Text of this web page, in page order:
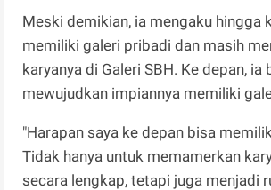
Meski demikian, ia mengaku hingga
memiliki galeri pribadi dan masih
karyanya di Galeri SBH. Ke depan, ia
mewujudkan impiannya memiliki
"Harapan saya ke depan bisa
Tidak hanya untuk memamerkan
secara lengkap, tetapi juga menjadi